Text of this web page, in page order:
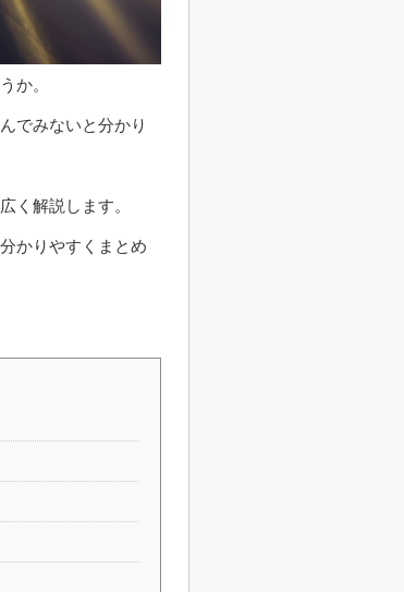
か。
でみないと分かり
く解説します。
かりやすくまとめ